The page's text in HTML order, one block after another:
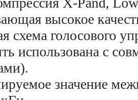
высокое
схема голосового
использована с
значение